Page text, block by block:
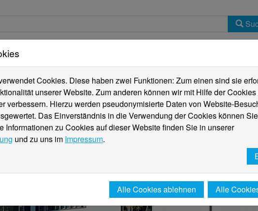
Cookies. Diese haben zwei Funktionen: Zum einen sind sie
unserer Website. Zum anderen können wir mit Hilfe der
verbessern. Hierzu werden pseudonymisierte Daten von Website-
Das Einverständnis in die Verwendung der Cookies können
Informationen zu Cookies auf dieser Website finden Sie in unserer
und zu uns im Impressum.
Alle Cookies ablehnen Alle